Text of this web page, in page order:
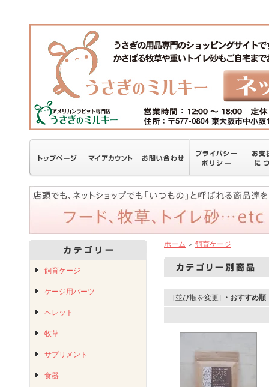
飼育ケージ
ケージ用パーツ
ペレット
牧草
サプリメント
食器
ホーム ＞ 飼育ケージ
[並び順を変更] ・おすすめ順